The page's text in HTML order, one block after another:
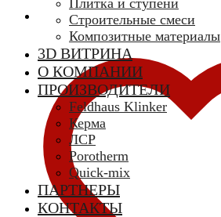
Плитка и ступени
Строительные смеси
Композитные материалы
3D ВИТРИНА
О КОМПАНИИ
ПРОИЗВОДИТЕЛИ
Feldhaus Klinker
Керма
ЛСР
Porotherm
Quick-mix
ПАРТНЕРЫ
КОНТАКТЫ